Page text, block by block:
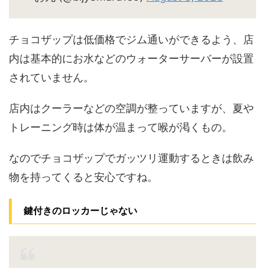
チョコザップは低価格でジム通いができるよう、店
内は基本的にお水などのウォーターサーバーが設置
されていません。
店内はクーラーなどの空調が整っていますが、夏や
トレーニング時は体が温まって喉が渇くもの。
なのでチョコザップでガッツリ運動するときは飲み
物を持ってくると安心ですね。
鍵付きのロッカーじゃない